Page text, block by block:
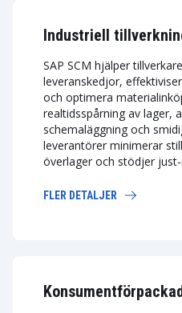
Industriell
SAP SCM hjälper
leveranskedjor,
och optimera
realtidsspårning av lager,
schemaläggning och
leverantörer minimerar
överlager och stödjer
FLER DETALJER